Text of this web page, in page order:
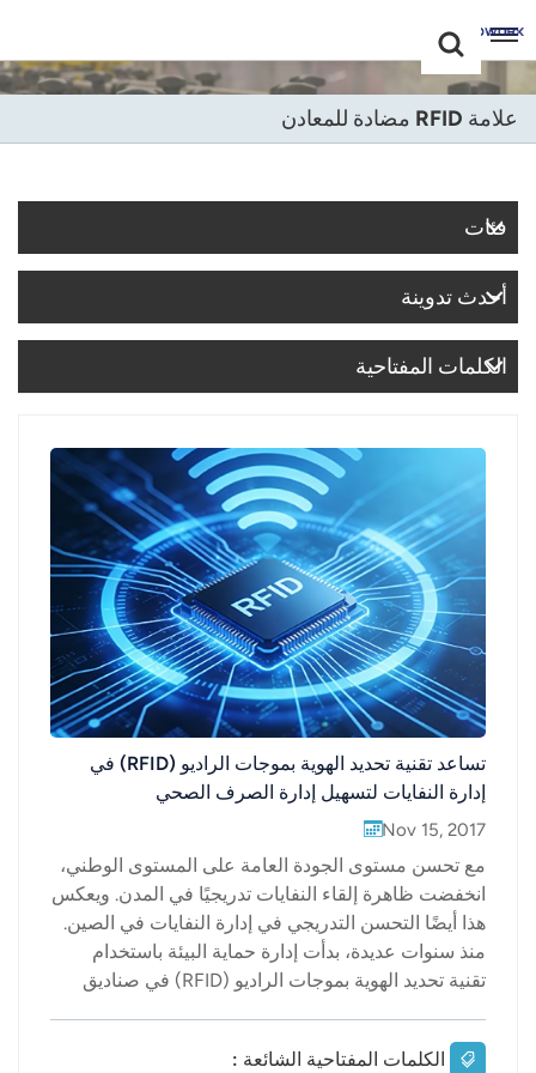
+86 -18681515767
English
Français
Deutsch
Italiano
Português
Nederland
عربي
日语
한국어
Türk
Ελληνικά
Polski
แบบไทย
Indonesia
علامة RFID مضادة للمعادن
فئات
أحدث تدوينة
الكلمات المفتاحية
تساعد تقنية تحديد الهوية بموجات الراديو (RFID) في
إدارة النفايات لتسهيل إدارة الصرف الصحي
Nov 15, 2017
مع تحسن مستوى الجودة العامة على المستوى الوطني،
انخفضت ظاهرة إلقاء النفايات تدريجيًا في المدن. ويعكس
هذا أيضًا التحسن التدريجي في إدارة النفايات في الصين.
منذ سنوات عديدة، بدأت إدارة حماية البيئة باستخدام
تقنية تحديد الهوية بموجات الراديو (RFID) في صناديق
مناطق البلاد. في الوقت الراهن، بدأت بعض المناطق
باستخدام هذه التقنية أو تقنيات أخرى من تقنيات إنترنت
الكلمات المفتاحية الشائعة :